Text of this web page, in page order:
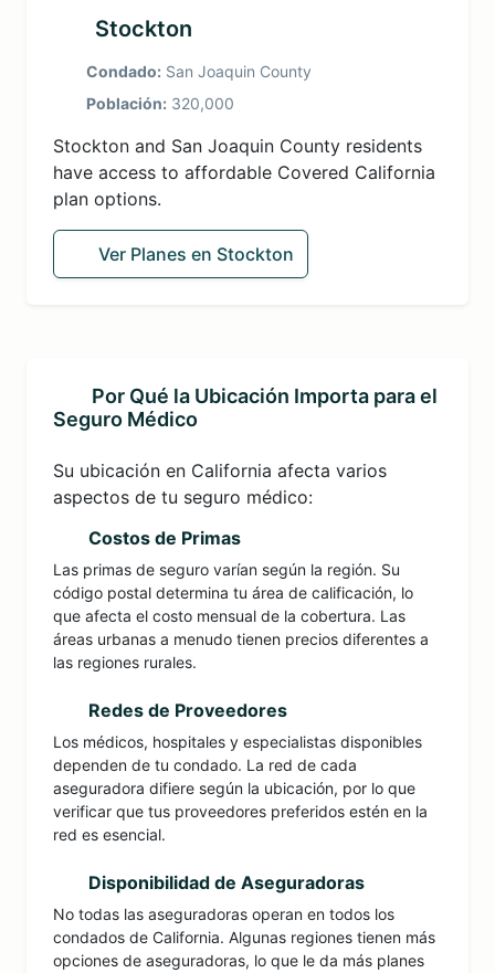
Stockton
Condado: San Joaquin County
Población: 320,000
Stockton and San Joaquin County residents
have access to affordable Covered California
plan options.
Ver Planes en Stockton
Por Qué la Ubicación Importa para el
Seguro Médico
Su ubicación en California afecta varios
aspectos de tu seguro médico:
Costos de Primas
Las primas de seguro varían según la región. Su
código postal determina tu área de calificación, lo
que afecta el costo mensual de la cobertura. Las
áreas urbanas a menudo tienen precios diferentes a
las regiones rurales.
Redes de Proveedores
Los médicos, hospitales y especialistas disponibles
dependen de tu condado. La red de cada
aseguradora difiere según la ubicación, por lo que
verificar que tus proveedores preferidos estén en la
red es esencial.
Disponibilidad de Aseguradoras
No todas las aseguradoras operan en todos los
condados de California. Algunas regiones tienen más
opciones de aseguradoras, lo que le da más planes